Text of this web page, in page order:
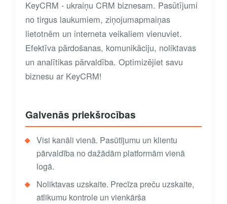
KeyCRM - ukraiņu CRM biznesam. Pasūtījumi
no tirgus laukumiem, ziņojumapmaiņas
lietotnēm un interneta veikaliem vienuviet.
Efektīva pārdošanas, komunikāciju, noliktavas
un analītikas pārvaldība. Optimizējiet savu
biznesu ar KeyCRM!
Galvenās priekšrocības
Visi kanāli vienā. Pasūtījumu un klientu
pārvaldība no dažādām platformām vienā
logā.
Noliktavas uzskaite. Precīza preču uzskaite,
atlikumu kontrole un vienkārša